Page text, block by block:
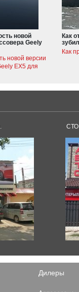
новой
Geely
новой версии
EX5 для
Как
Как
СТО
Дилеры